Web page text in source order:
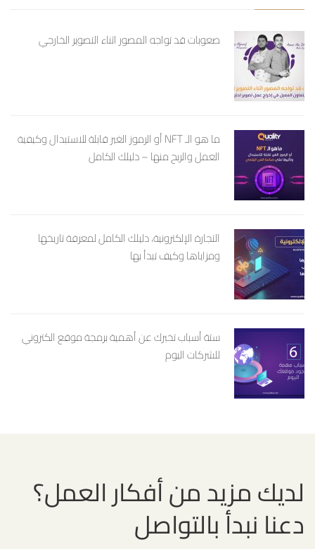
صعوبات قد تواجه المصور اثناء التصوير الخارجي
ما هو الـ NFT أو الرموز الغير قابلة للاستبدال وكيفية
العمل والربح منها – دليلك الكامل
التجارة الإلكترونية، دليلك الكامل لمعرفة تاريخها
ومزاياها وكيف تبدأ بها
ستة أسباب تخبرك عن أهمية برمجة موقع الكتروني
للشركات اليوم
لديك مزيد من أفكار العمل؟
دعنا نبدأ بالتواصل